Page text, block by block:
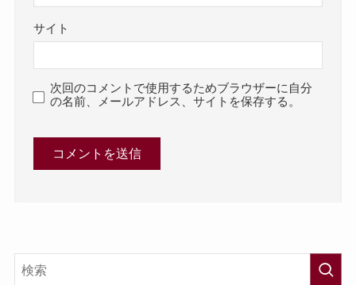
サイト
次回のコメントで使用するためブラウザーに自分
の名前、メールアドレス、サイトを保存する。